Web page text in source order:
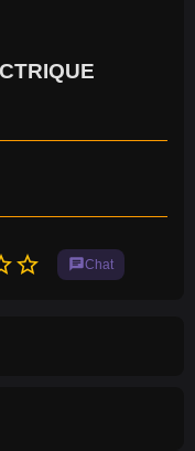
star_border chatChat